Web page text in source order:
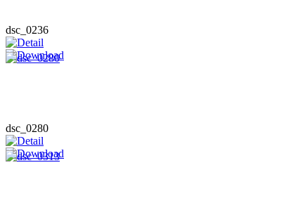
dsc_0236
dsc_0280